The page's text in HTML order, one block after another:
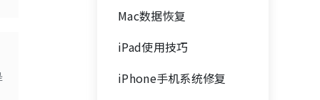
Mac数据恢复
iPad使用技巧
iPhone手机系统修复